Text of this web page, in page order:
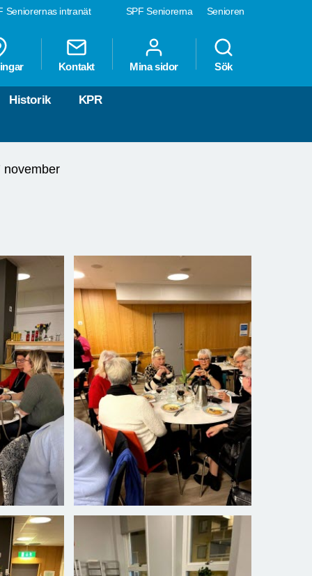
SPF Seniorerna Senioren
Seniorernas intranät
Kontakt Mina sidor Sök
Historik KPR
november